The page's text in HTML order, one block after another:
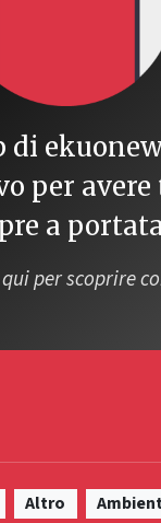
di
per avere
a
per scoprire
Altro